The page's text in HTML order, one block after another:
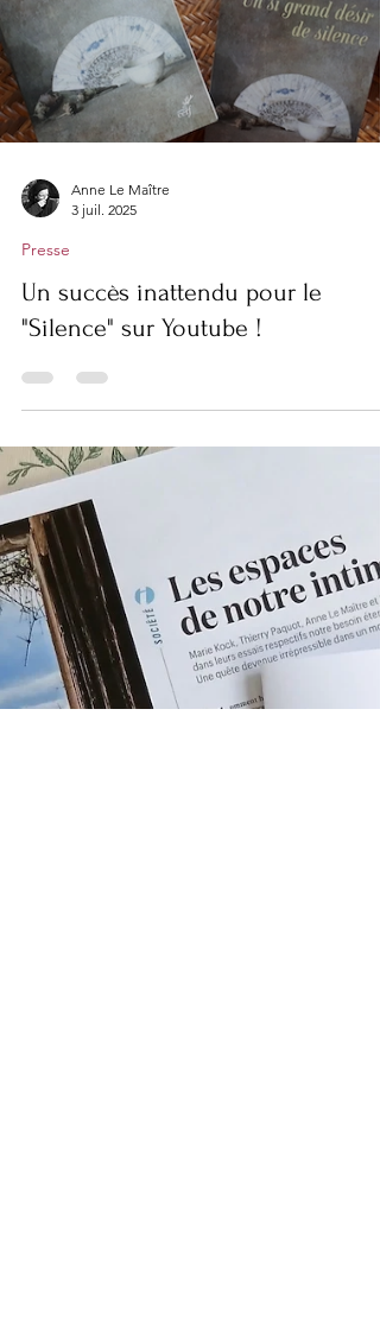
Actualité
Chronique de rentrée
Anne Le Maître
3 juil. 2025
Presse
Un succès inattendu pour le
"Silence" sur Youtube !